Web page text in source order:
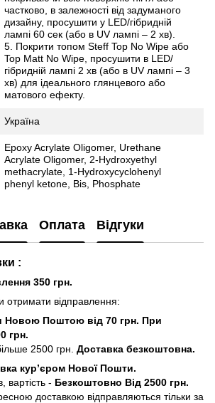
частково, в залежності від задуманого
дизайну, просушити у LED/гібридній
лампі 60 сек (або в UV лампі – 2 хв).
5. Покрити топом Steff Top No Wipe або
Top Matt No Wipe, просушити в LED/
гібридній лампі 2 хв (або в UV лампі – 3
хв) для ідеального глянцевого або
матового ефекту.
Україна
Epoxy Acrylate Oligomer, Urethane
Acrylate Oligomer, 2-Hydroxyethyl
methacrylate, 1-Hydroxycyclohenyl
phenyl ketone, Bis, Phosphate
Оплата Відгуки
:
350 грн.
отримати відправлення:
Новою Поштою від 70 грн. При
грн.
2500 грн. Доставка безкоштовна.
кур’єром Нової Пошти.
вартість - Безкоштовно Від 2500 грн.
доставкою відправляються тільки за